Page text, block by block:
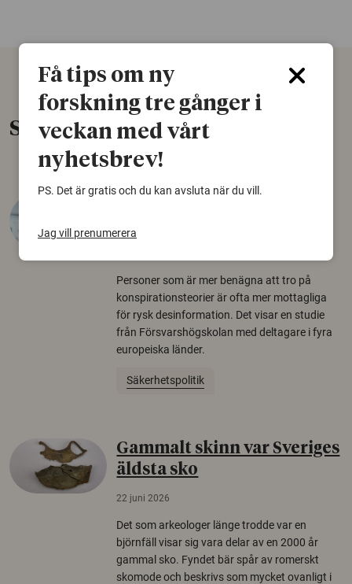
Senaste nytt
Personer som är mer benägna att tro på
konspirationsteorier är ofta mer mottagliga
för rysk desinformation. Det visar en studie
från Försvarshögskolan med deltagare i fyra
europeiska länder.
Säkerhetspolitik
Gammalt skinn var Sveriges
äldsta sko
22 juni 2026
Det som arkeologer länge trodde var en
björnfäll visar sig vara delar av en 2000 år
gammal sko. Fyndet bär spår av romerskt
skomode och beskrivs som mycket ovanligt i
Få tips om ny
forskning tre gånger i
veckan med vårt
nyhetsbrev!
PS. Det är gratis och du kan avsluta när du vill.
Jag vill prenumerera